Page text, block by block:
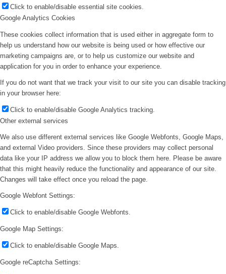
Click to enable/disable essential site cookies.
Google Analytics Cookies
These cookies collect information that is used either in aggregate form to
help us understand how our website is being used or how effective our
marketing campaigns are, or to help us customize our website and
application for you in order to enhance your experience.
If you do not want that we track your visit to our site you can disable tracking
in your browser here:
Click to enable/disable Google Analytics tracking.
Other external services
We also use different external services like Google Webfonts, Google Maps,
and external Video providers. Since these providers may collect personal
data like your IP address we allow you to block them here. Please be aware
that this might heavily reduce the functionality and appearance of our site.
Changes will take effect once you reload the page.
Google Webfont Settings:
Click to enable/disable Google Webfonts.
Google Map Settings:
Click to enable/disable Google Maps.
Google reCaptcha Settings: